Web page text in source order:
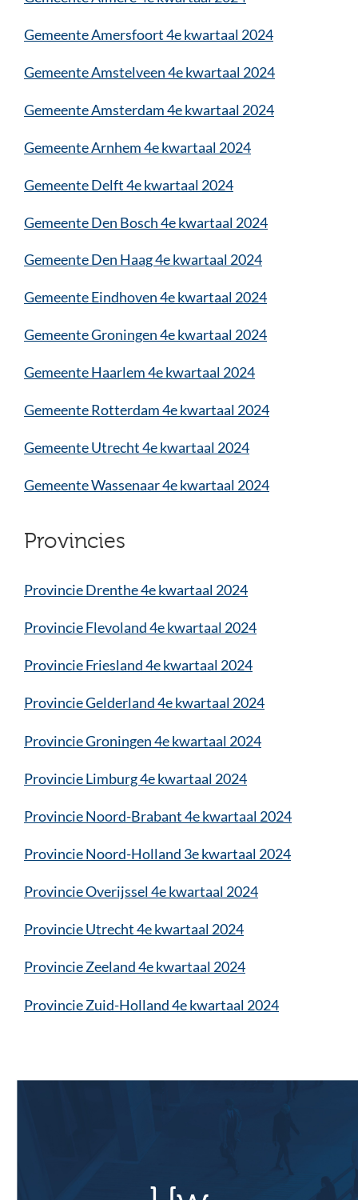
Gemeente Amersfoort 4e kwartaal 2024
Gemeente Amstelveen 4e kwartaal 2024
Gemeente Amsterdam 4e kwartaal 2024
Gemeente Arnhem 4e kwartaal 2024
Gemeente Delft 4e kwartaal 2024
Gemeente Den Bosch 4e kwartaal 2024
Gemeente Den Haag 4e kwartaal 2024
Gemeente Eindhoven 4e kwartaal 2024
Gemeente Groningen 4e kwartaal 2024
Gemeente Haarlem 4e kwartaal 2024
Gemeente Rotterdam 4e kwartaal 2024
Gemeente Utrecht 4e kwartaal 2024
Gemeente Wassenaar 4e kwartaal 2024
Provincies
Provincie Drenthe 4e kwartaal 2024
Provincie Flevoland 4e kwartaal 2024
Provincie Friesland 4e kwartaal 2024
Provincie Gelderland 4e kwartaal 2024
Provincie Groningen 4e kwartaal 2024
Provincie Limburg 4e kwartaal 2024
Provincie Noord-Brabant 4e kwartaal 2024
Provincie Noord-Holland 3e kwartaal 2024
Provincie Overijssel 4e kwartaal 2024
Provincie Utrecht 4e kwartaal 2024
Provincie Zeeland 4e kwartaal 2024
Provincie Zuid-Holland 4e kwartaal 2024